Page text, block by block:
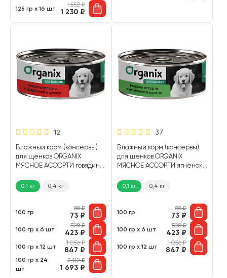
125 гр х 16 шт
1 552₽
1 230 ₽
12
Влажный корм (консервы)
для щенков ORGANIX
МЯСНОЕ АССОРТИ говядина,
0,1 кг 0,4 кг
100 гр
88₽
73 ₽
100 гр х 6 шт
528₽
423 ₽
100 гр х 12 шт
1 056₽
847 ₽
100 гр х 24
шт
2 112₽
1 693 ₽
37
Влажный корм (консервы)
для щенков ORGANIX
МЯСНОЕ АССОРТИ ягненок,
0,1 кг 0,4 кг
100 гр
88₽
73 ₽
100 гр х 6 шт
528₽
423 ₽
100 гр х 12 шт
1 056₽
847 ₽